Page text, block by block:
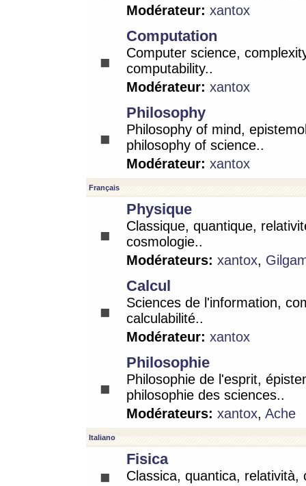
Modérateur: xantox
Computation
Computer science,
computability..
Modérateur: xantox
Philosophy
Philosophy of mind,
philosophy of science..
Modérateur: xantox
Français
Physique
Classique, quantique,
cosmologie..
Modérateurs: xantox,
Calcul
Sciences de l'information,
calculabilité..
Modérateur: xantox
Philosophie
Philosophie de l'esprit,
philosophie des sciences..
Modérateurs: xantox, Ache
Italiano
Fisica
Classica, quantica, relatività,